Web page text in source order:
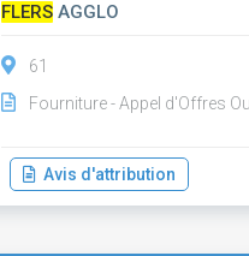
FLERS AGGLO
61
Fourniture - Appel d'Offres
Avis d'attribution